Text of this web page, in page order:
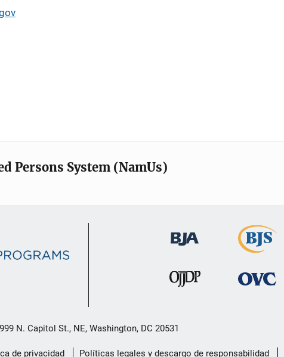
Persons System (NamUs)
999 N. Capitol St., NE, Washington, DC 20531
de privacidad Políticas legales y descargo de responsabilidad